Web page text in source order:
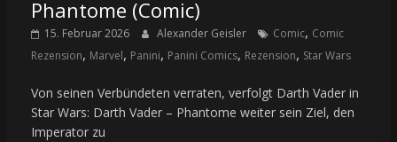
Phantome (Comic)
15. Februar 2026 Alexander Geisler Comic, Comic
Rezension, Marvel, Panini, Panini Comics, Rezension, Star Wars
Von seinen Verbündeten verraten, verfolgt Darth Vader in
Star Wars: Darth Vader – Phantome weiter sein Ziel, den
Imperator zu